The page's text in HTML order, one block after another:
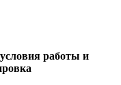
работы и